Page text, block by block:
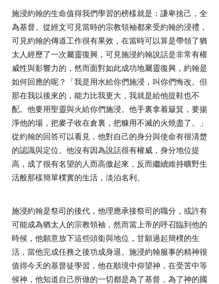
施浸約翰的生命值得我們學習的榜樣就是：謙卑捨己，全
為基督。從經文可見當時的宗教領袖都來受約翰的浸禮，
可見約翰的傳道工作很有果效，在當時可以算是帶領了猶
太人經歷了一次屬靈復興，可見施浸約翰說話是非常有權
威性與影響力的，然而面對如此成功地屬靈復興，約翰是
如何回應的呢？ 「我是用水給你們施浸，叫你們悔改。但
那在我以後來的，能力比我更大，我就是給他提鞋也不
配。他要用聖靈與火給你們施浸。他手裏拿着簸箕，要揚
淨他的場，把麥子收在倉裏，把糠用不滅的火燒盡了。」
從約翰的回答可以看見，他對自己的身分與使命有很清楚
的認識與定位。他沒有因為說話很有權威，身分地位提
高，成了很有名望的人而高傲起來，反而繼續維持曠野生
活般那樣簡單樸實的生活，淡泊名利。
施浸約翰是祭司的後代，他理應承接祭司的職分，或許有
可能成為猶太人的宗教領袖，然而當上帝的呼召臨到他的
時候，他願意放下這些頭銜與地位，甘願過起簡樸的生
活，當他完成任務之後功成身退。施浸約翰服事的精神很
值得今天的基督徒學習，他在順境中仰望神，在受苦中等
候神，他知道自己所做的一切都是為了基督，為了神的國